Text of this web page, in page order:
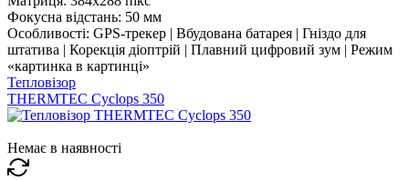
Фокусна відстань: 50 мм
Особливості: GPS-трекер | Вбудована батарея | Гніздо для
штатива | Корекція діоптрій | Плавний цифровий зум | Режим
«картинка в картинці»
Тепловізор
THERMTEC Cyclops 350
Немає в наявності